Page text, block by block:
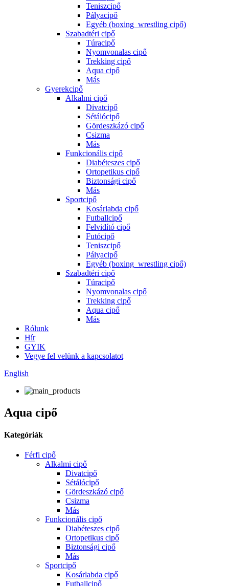
Teniszcipő
Pályacipő
Egyéb (boxing_wrestling cipő)
Szabadtéri cipő
Túracipő
Nyomvonalas cipő
Trekking cipő
Aqua cipő
Más
Gyerekcipő
Alkalmi cipő
Divatcipő
Sétálócipő
Gördeszkázó cipő
Csizma
Más
Funkcionális cipő
Diabéteszes cipő
Ortopetikus cipő
Biztonsági cipő
Más
Sportcipő
Kosárlabda cipő
Futballcipő
Felvidító cipő
Futócipő
Teniszcipő
Pályacipő
Egyéb (boxing_wrestling cipő)
Szabadtéri cipő
Túracipő
Nyomvonalas cipő
Trekking cipő
Aqua cipő
Más
Rólunk
Hír
GYIK
Vegye fel velünk a kapcsolatot
English
Aqua cipő
Kategóriák
Férfi cipő
Alkalmi cipő
Divatcipő
Sétálócipő
Gördeszkázó cipő
Csizma
Más
Funkcionális cipő
Diabéteszes cipő
Ortopetikus cipő
Biztonsági cipő
Más
Sportcipő
Kosárlabda cipő
Futballcipő